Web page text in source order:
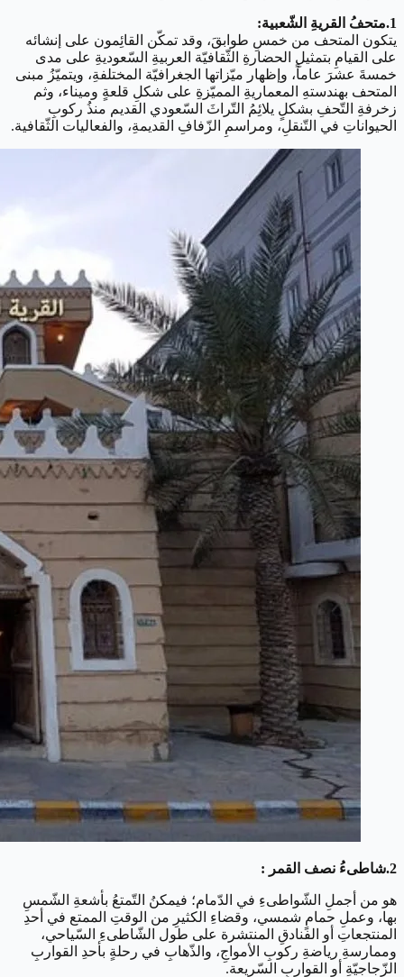
1.متحفُ القريةِ الشّعبية:
يتكون المتحف من خمسِ طوابقَ، وقد تمكّن القائِمون على إنشائه
على القيامِ بتمثيلِ الحضارةِ الثّقافيّة العربيةِ السّعوديةِ على مدى
خمسةَ عشرَ عاماً، وإظهار ميّزاتها الجغرافيّة المختلفةِ، ويتميّزُ مبنى
المتحف بهندستهِ المعماريةِ المميّزةِ على شكلِ قلعةٍ وميناء، وثم
زخرفةِ التّحفِ بشكلٍ يلائِمُ التّراثَ السّعودي القديم منذُ ركوبِ
الحيواناتِ في التّنقلِ، ومراسمِ الزّفافِ القديمةِ، والفعاليات الثّقافية.
2.شاطىءُ نصف القمر :
هو من أجملِ الشّواطىءِ في الدّمام؛ فيمكنُ التّمتعُ بأشعةِ الشّمسِ
بها، وعملِ حمامٍ شمسي، وقضاءِ الكثيرِ من الوقتِ الممتع في أحدِ
المنتجعاتِ أو الفنادقِ المنتشرة على طول الشّاطىءِ السّياحي،
وممارسةِ رياضةِ ركوبِ الأمواجِ، والذّهابِ في رحلةٍ بأحدِ القواربِ
الزّجاجيّةِ أو القواربِ السّريعة.